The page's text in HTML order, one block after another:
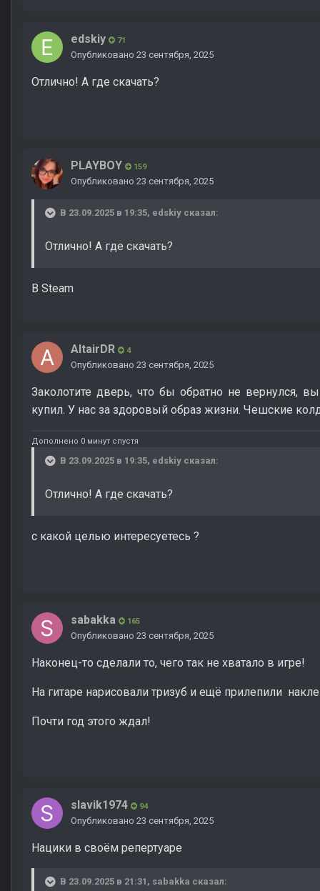
edskiy 71
Опубликовано 23 сентября, 2025
Отлично! А где скачать?
PLAYBOY 159
Опубликовано 23 сентября, 2025
В 23.09.2025 в 19:35, edskiy сказал:
Отлично! А где скачать?
В Steam
AltairDR 4
Опубликовано 23 сентября, 2025
Заколотите дверь, что бы обратно не вернулся,
купил. У нас за здоровый образ жизни. Чешские
Дополнено 0 минут спустя
В 23.09.2025 в 19:35, edskiy сказал:
Отлично! А где скачать?
с какой целью интересуетесь ?
sabakka 165
Опубликовано 23 сентября, 2025
Наконец-то сделали то, чего так не хватало в игре!
На гитаре нарисовали тризуб и ещё прилепили
Почти год этого ждал!
slavik1974 94
Опубликовано 23 сентября, 2025
Нацики в своём репертуаре
В 23.09.2025 в 21:31, sabakka сказал: